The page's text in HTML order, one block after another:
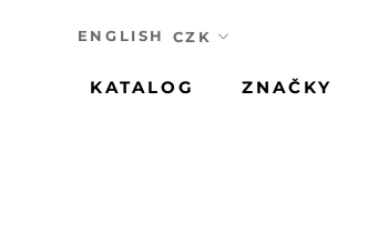
KATALOG
ZNAČKY
ENGLISH